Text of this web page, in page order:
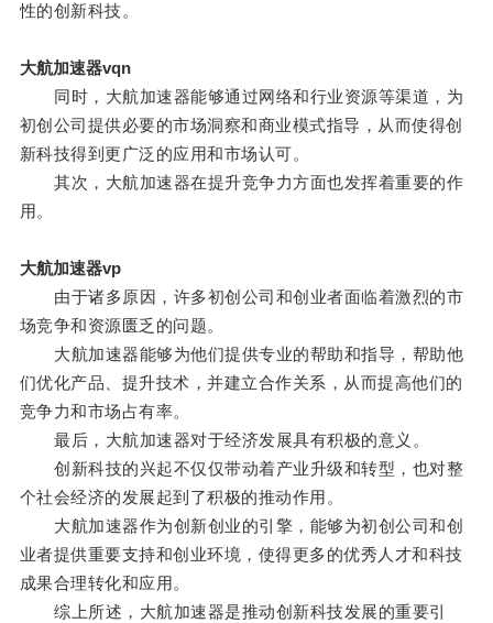
性的创新科技。
大航加速器vqn
同时，大航加速器能够通过网络和行业资源等渠道，为
初创公司提供必要的市场洞察和商业模式指导，从而使得创
新科技得到更广泛的应用和市场认可。
其次，大航加速器在提升竞争力方面也发挥着重要的作
用。
大航加速器vp
由于诸多原因，许多初创公司和创业者面临着激烈的市
场竞争和资源匮乏的问题。
大航加速器能够为他们提供专业的帮助和指导，帮助他
们优化产品、提升技术，并建立合作关系，从而提高他们的
竞争力和市场占有率。
最后，大航加速器对于经济发展具有积极的意义。
创新科技的兴起不仅仅带动着产业升级和转型，也对整
个社会经济的发展起到了积极的推动作用。
大航加速器作为创新创业的引擎，能够为初创公司和创
业者提供重要支持和创业环境，使得更多的优秀人才和科技
成果合理转化和应用。
综上所述，大航加速器是推动创新科技发展的重要引